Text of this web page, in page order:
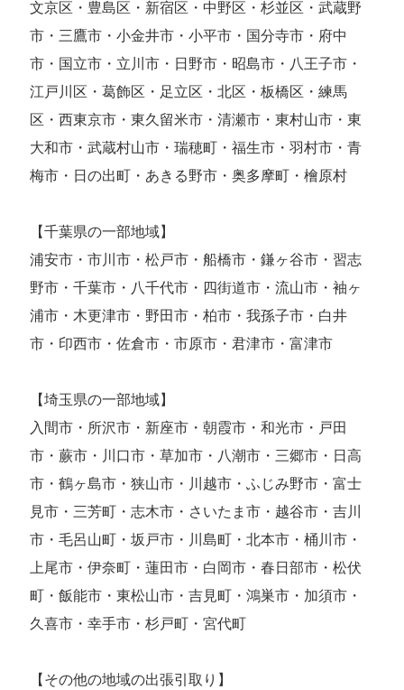
文京区・豊島区・新宿区・中野区・杉並区・武蔵野
市・三鷹市・小金井市・小平市・国分寺市・府中
市・国立市・立川市・日野市・昭島市・八王子市・
江戸川区・葛飾区・足立区・北区・板橋区・練馬
区・西東京市・東久留米市・清瀬市・東村山市・東
大和市・武蔵村山市・瑞穂町・福生市・羽村市・青
梅市・日の出町・あきる野市・奥多摩町・檜原村
【千葉県の一部地域】
浦安市・市川市・松戸市・船橋市・鎌ヶ谷市・習志
野市・千葉市・八千代市・四街道市・流山市・袖ヶ
浦市・木更津市・野田市・柏市・我孫子市・白井
市・印西市・佐倉市・市原市・君津市・富津市
【埼玉県の一部地域】
入間市・所沢市・新座市・朝霞市・和光市・戸田
市・蕨市・川口市・草加市・八潮市・三郷市・日高
市・鶴ヶ島市・狭山市・川越市・ふじみ野市・富士
見市・三芳町・志木市・さいたま市・越谷市・吉川
市・毛呂山町・坂戸市・川島町・北本市・桶川市・
上尾市・伊奈町・蓮田市・白岡市・春日部市・松伏
町・飯能市・東松山市・吉見町・鴻巣市・加須市・
久喜市・幸手市・杉戸町・宮代町
【その他の地域の出張引取り】